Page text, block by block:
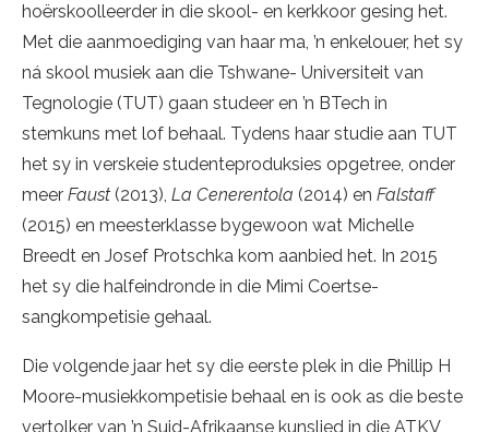
hoërskoolleerder in die skool- en kerkkoor gesing het.
Met die aanmoediging van haar ma, ’n enkelouer, het sy
ná skool musiek aan die Tshwane- Universiteit van
Tegnologie (TUT) gaan studeer en ’n BTech in
stemkuns met lof behaal. Tydens haar studie aan TUT
het sy in verskeie studenteproduksies opgetree, onder
meer Faust (2013), La Cenerentola (2014) en Falstaff
(2015) en meesterklasse bygewoon wat Michelle
Breedt en Josef Protschka kom aanbied het. In 2015
het sy die halfeindronde in die Mimi Coertse-
sangkompetisie gehaal.
Die volgende jaar het sy die eerste plek in die Phillip H
Moore-musiekkompetisie behaal en is ook as die beste
vertolker van ’n Suid-Afrikaanse kunslied in die ATKV